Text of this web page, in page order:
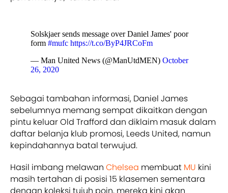
Solskjaer sends message over Daniel James' poor
form #mufc https://t.co/ByP4JRCoFm
— Man United News (@ManUtdMEN) October
26, 2020
Sebagai tambahan informasi, Daniel James
sebelumnya memang sempat dikaitkan dengan
pintu keluar Old Trafford dan diklaim masuk dalam
daftar belanja klub promosi, Leeds United, namun
kepindahannya batal terwujud.
Hasil imbang melawan Chelsea membuat MU kini
masih tertahan di posisi 15 klasemen sementara
dengan koleksi tujuh poin, mereka kini akan